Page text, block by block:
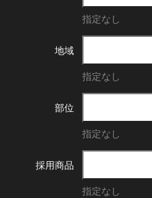
指定なし
地域
指定なし
部位
指定なし
採用商品
指定なし